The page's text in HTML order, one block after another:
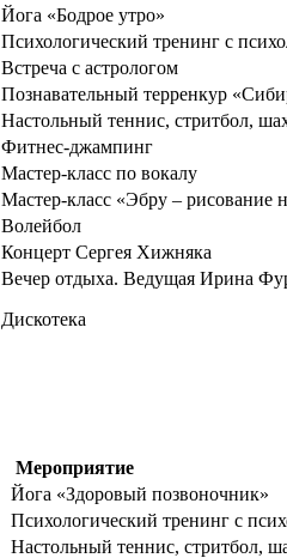
Йога «Бодрое утро»
Психологический тренинг с
Встреча с астрологом
Познавательный терренкур
Настольный теннис, стритбол,
Фитнес-джампинг
Мастер-класс по вокалу
Мастер-класс «Эбру – рисование
Волейбол
Концерт Сергея Хижняка
Вечер отдыха. Ведущая Ирина
Дискотека
Мероприятие
Йога «Здоровый позвоночник»
Психологический тренинг с
Настольный теннис, стритбол,